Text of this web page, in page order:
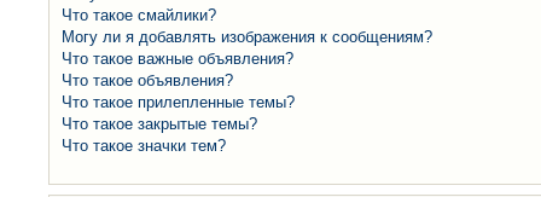
Что такое смайлики?
Могу ли я добавлять изображения к сообщениям?
Что такое важные объявления?
Что такое объявления?
Что такое прилепленные темы?
Что такое закрытые темы?
Что такое значки тем?